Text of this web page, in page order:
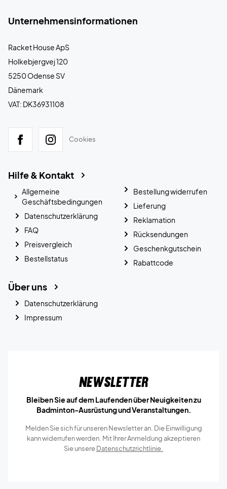
Unternehmensinformationen
Racket House ApS
Holkebjergvej 120
5250 Odense SV
Dänemark
VAT: DK36931108
Cookies
Hilfe & Kontakt
Allgemeine
Geschäftsbedingungen
Datenschutzerklärung
FAQ
Preisvergleich
Bestellstatus
Bestellung widerrufen
Lieferung
Reklamation
Rücksendungen
Geschenkgutschein
Rabattcode
Über uns
Datenschutzerklärung
Impressum
Newsletter
Bleiben Sie auf dem Laufenden über Neuigkeiten zu
Badminton-Ausrüstung und Veranstaltungen.
Melden Sie sich für unseren Newsletter an. Die Einwilligung
kann widerrufen werden. Mit Ihrer Anmeldung akzeptieren
Sie unsereDatenschutzrichtlinie.